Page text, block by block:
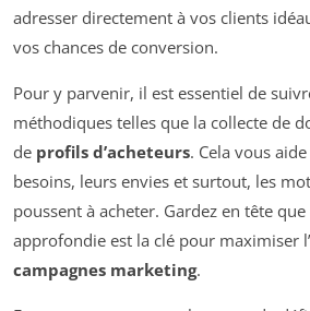
adresser directement à vos clients
vos chances de conversion.
Pour y parvenir, il est essentiel de
méthodiques telles que la collecte de
de profils d’acheteurs. Cela vous
besoins, leurs envies et surtout, les
poussent à acheter. Gardez en tête
approfondie est la clé pour maximiser
campagnes marketing.